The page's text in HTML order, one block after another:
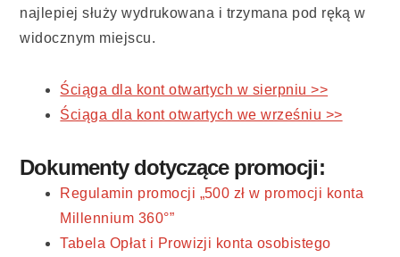
najlepiej służy wydrukowana i trzymana pod ręką w
widocznym miejscu.
Ściąga dla kont otwartych w sierpniu >>
Ściąga dla kont otwartych we wrześniu >>
Dokumenty dotyczące promocji:
Regulamin promocji „500 zł w promocji konta
Millennium 360°”
Tabela Opłat i Prowizji konta osobistego